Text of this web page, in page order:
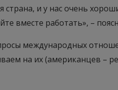
и у нас очень
вместе работать», –
международных
на их (американцев –